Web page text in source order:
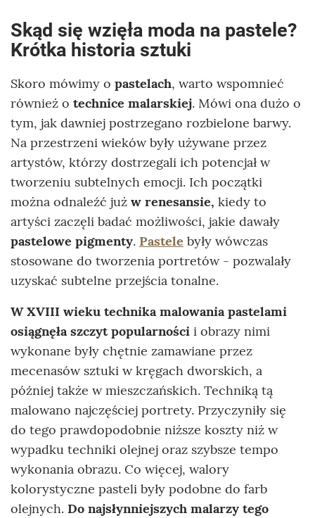
Skąd się wzięła moda na pastele?
Krótka historia sztuki
Skoro mówimy o pastelach, warto wspomnieć
również o technice malarskiej. Mówi ona dużo o
tym, jak dawniej postrzegano rozbielone barwy.
Na przestrzeni wieków były używane przez
artystów, którzy dostrzegali ich potencjał w
tworzeniu subtelnych emocji. Ich początki
można odnaleźć już w renesansie, kiedy to
artyści zaczęli badać możliwości, jakie dawały
pastelowe pigmenty. Pastele były wówczas
stosowane do tworzenia portretów - pozwalały
uzyskać subtelne przejścia tonalne.
W XVIII wieku technika malowania pastelami
osiągnęła szczyt popularności i obrazy nimi
wykonane były chętnie zamawiane przez
mecenasów sztuki w kręgach dworskich, a
później także w mieszczańskich. Techniką tą
malowano najczęściej portrety. Przyczyniły się
do tego prawdopodobnie niższe koszty niż w
wypadku techniki olejnej oraz szybsze tempo
wykonania obrazu. Co więcej, walory
kolorystyczne pasteli były podobne do farb
olejnych. Do najsłynniejszych malarzy tego